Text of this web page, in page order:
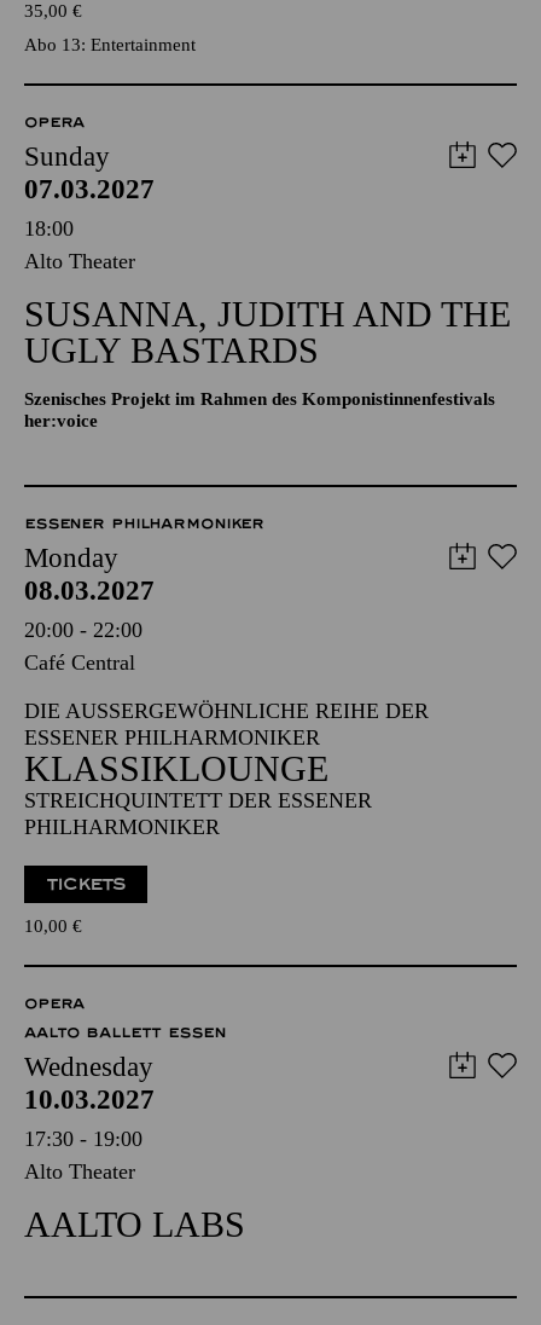
35,00 €
Abo 13: Entertainment
OPERA
Sunday
07.03.2027
18:00
Alto Theater
SUSANNA, JUDITH AND THE
UGLY BASTARDS
Szenisches Projekt im Rahmen des Komponistinnenfestivals
her:voice
ESSENER PHILHARMONIKER
Monday
08.03.2027
20:00 - 22:00
Café Central
DIE AUSSERGEWÖHNLICHE REIHE DER E
SSENER PHILHARMONIKER
KLASSIKLOUNGE
STREICHQUINTETT DER ESSENER
PHILHARMONIKER
TICKETS
10,00 €
OPERA
AALTO BALLETT ESSEN
Wednesday
10.03.2027
17:30 - 19:00
Alto Theater
AALTO LABS